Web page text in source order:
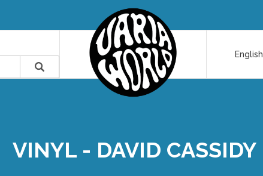
English
VINYL - DAVID CASSIDY